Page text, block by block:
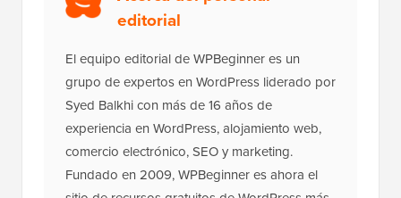
El equipo editorial de WPBeginner es un
Syed Balkhi con más de 16 años de
experiencia en WordPress, alojamiento web,
comercio electrónico, SEO y marketing.
Fundado en 2009, WPBeginner es ahora el
sitio de recursos gratuitos de WordPress más
grande de la industria y a menudo se le